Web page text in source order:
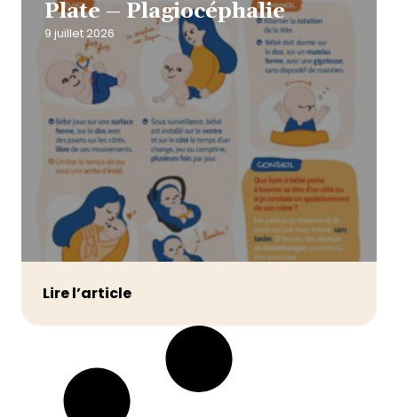
Plate – Plagiocéphalie
9 juillet 2026
Lire l’article